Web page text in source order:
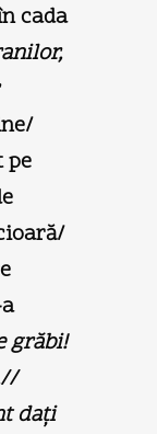
cada
pe
grăbi!
daţi